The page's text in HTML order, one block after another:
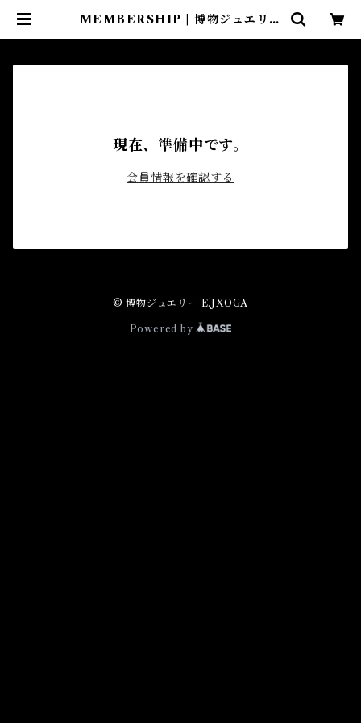
MEMBERSHIP | 博物ジュエリー
現在、準備中です。
会員情報を確認する
© 博物ジュエリー E.JXOGA
Powered by